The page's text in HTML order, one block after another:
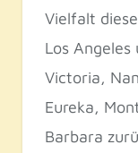
Vielfalt
Los
Victoria,
Eureka,
Barbara